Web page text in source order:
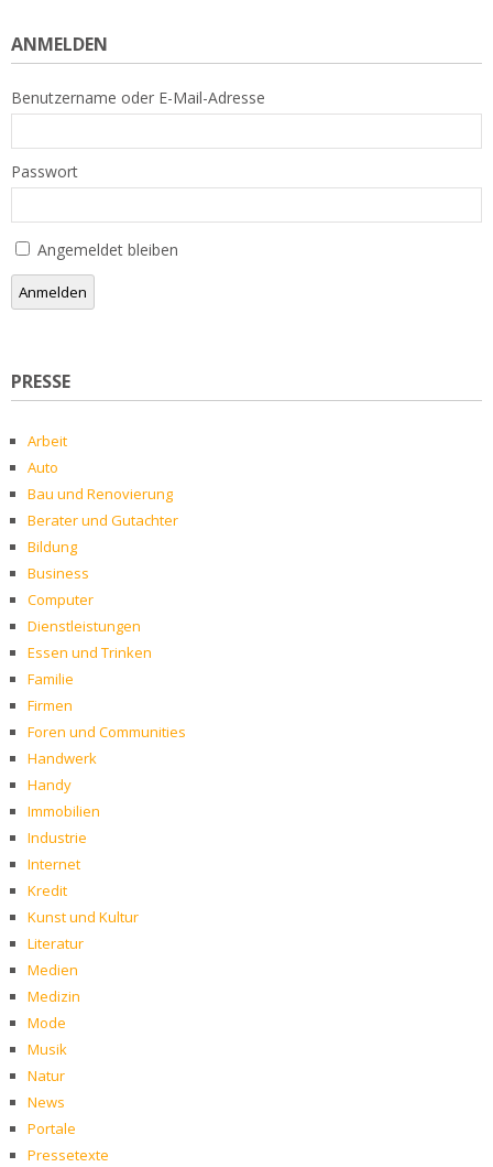
ANMELDEN
Benutzername oder E-Mail-Adresse
Passwort
Angemeldet bleiben
Anmelden
PRESSE
Arbeit
Auto
Bau und Renovierung
Berater und Gutachter
Bildung
Business
Computer
Dienstleistungen
Essen und Trinken
Familie
Firmen
Foren und Communities
Handwerk
Handy
Immobilien
Industrie
Internet
Kredit
Kunst und Kultur
Literatur
Medien
Medizin
Mode
Musik
Natur
News
Portale
Pressetexte